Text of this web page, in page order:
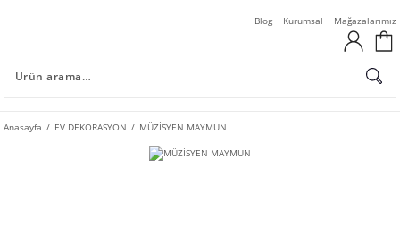
Blog Kurumsal Mağazalarımız
Anasayfa EV DEKORASYON MÜZİSYEN MAYMUN